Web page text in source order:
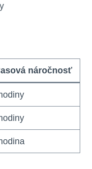
náročnosť